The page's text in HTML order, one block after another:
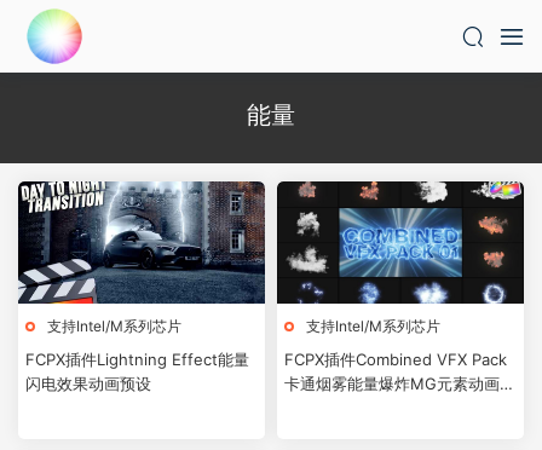
能量
支持Intel/M系列芯片
FCPX插件Lightning Effect能量
闪电效果动画预设
支持Intel/M系列芯片
FCPX插件Combined VFX Pack
卡通烟雾能量爆炸MG元素动画预